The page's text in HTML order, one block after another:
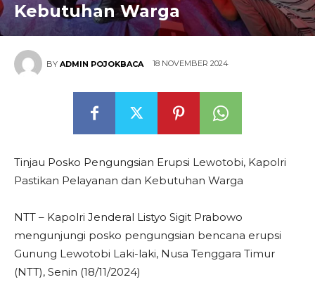
Kebutuhan Warga
BY ADMIN POJOKBACA 18 NOVEMBER 2024
Tinjau Posko Pengungsian Erupsi Lewotobi, Kapolri
Pastikan Pelayanan dan Kebutuhan Warga
NTT – Kapolri Jenderal Listyo Sigit Prabowo
mengunjungi posko pengungsian bencana erupsi
Gunung Lewotobi Laki-laki, Nusa Tenggara Timur
(NTT), Senin (18/11/2024)